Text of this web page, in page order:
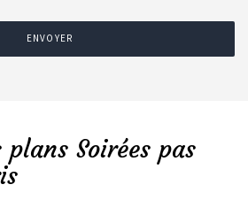
ENVOYER
Soirées pas